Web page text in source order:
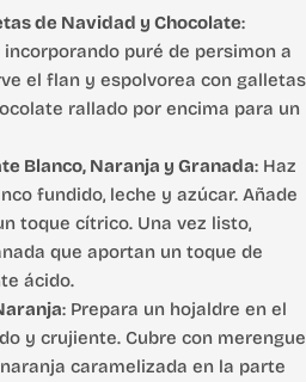
de Navidad y Chocolate:
puré de persimon a
el flan y espolvorea con galletas
rallado por encima para un
Blanco, Naranja y Granada: Haz
fundido, leche y azúcar. Añade
toque cítrico. Una vez listo,
que aportan un toque de
ácido.
: Prepara un hojaldre en el
y crujiente. Cubre con merengue
caramelizada en la parte